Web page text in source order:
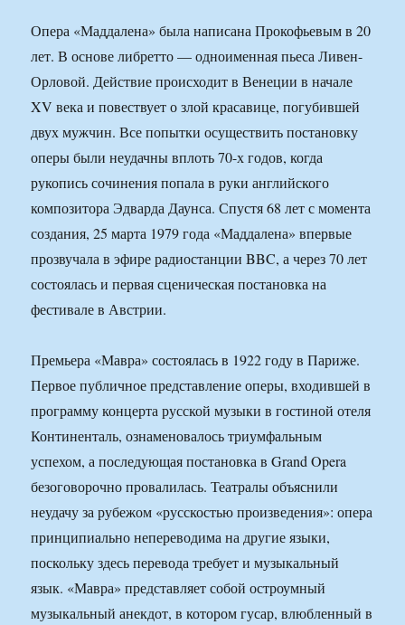
Опера «Маддалена» была написана Прокофьевым в 20
лет. В основе либретто — одноименная пьеса Ливен-
Орловой. Действие происходит в Венеции в начале
XV века и повествует о злой красавице, погубившей
двух мужчин. Все попытки осуществить постановку
оперы были неудачны вплоть 70-х годов, когда
рукопись сочинения попала в руки английского
композитора Эдварда Даунса. Спустя 68 лет с момента
создания, 25 марта 1979 года «Маддалена» впервые
прозвучала в эфире радиостанции BBC, а через 70 лет
состоялась и первая сценическая постановка на
фестивале в Австрии.
Премьера «Мавра» состоялась в 1922 году в Париже.
Первое публичное представление оперы, входившей в
программу концерта русской музыки в гостиной отеля
Континенталь, ознаменовалось триумфальным
успехом, а последующая постановка в Grand Opera
безоговорочно провалилась. Театралы объяснили
неудачу за рубежом «русскостью произведения»: опера
принципиально непереводима на другие языки,
поскольку здесь перевода требует и музыкальный
язык. «Мавра» представляет собой остроумный
музыкальный анекдот, в котором гусар, влюбленный в